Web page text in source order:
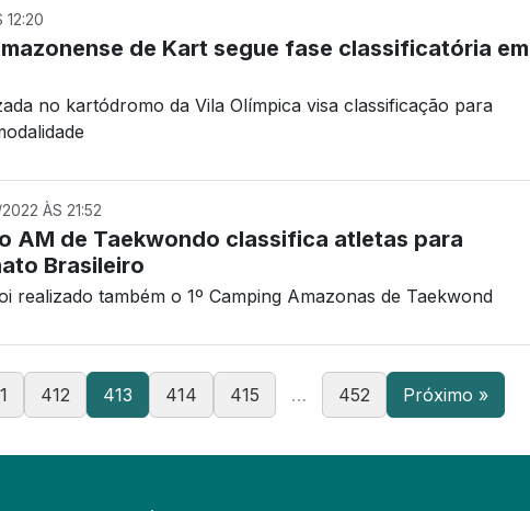
de Kart segue fase classificatória em
no kartódromo da Vila Olímpica visa classificação para
ÀS 21:52
AM de Taekwondo classifica atletas para
Brasileiro
realizado também o 1º Camping Amazonas de Taekwond
412 413 414 415 … 452 Próximo »